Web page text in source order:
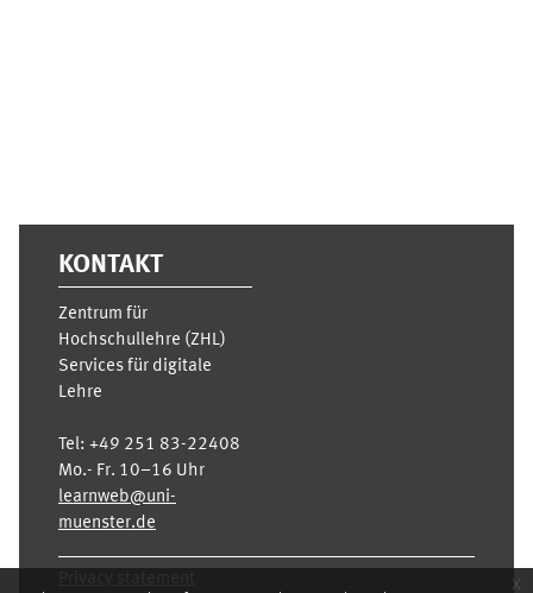
x
KONTAKT
Zentrum für
Hochschullehre (ZHL)
Services für digitale
Lehre
Tel: +49 251 83-22408
Mo.- Fr. 10–16 Uhr
learnweb@uni-
muenster.de